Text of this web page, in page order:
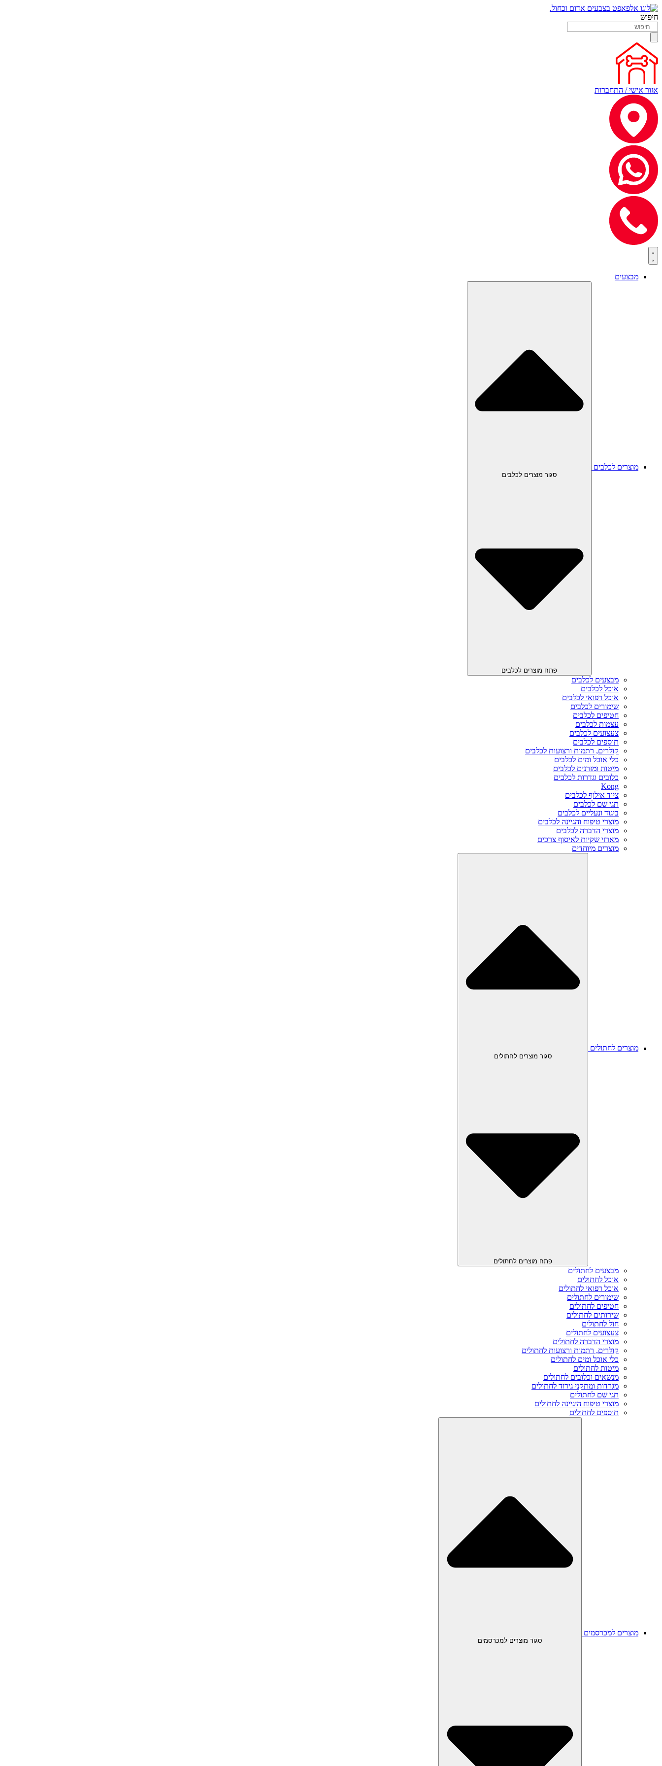
חיפוש
אזור אישי / התחברות
מבצעים
מוצרים לכלבים
סגור מוצרים לכלבים
פתח מוצרים לכלבים
מבצעים לכלבים
אוכל לכלבים
אוכל רפואי לכלבים
שימורים לכלבים
חטיפים לכלבים
עצמות לכלבים
צעצועים לכלבים
תוספים לכלבים
קולרים, רתמות ורצועות לכלבים
כלי אוכל ומים לכלבים
מיטות ומזרנים לכלבים
כלובים וגדרות לכלבים
Kong
ציוד אילוף לכלבים
תגי שם לכלבים
ביגוד ונעליים לכלבים
מוצרי טיפוח והגיינה לכלבים
מוצרי הדברה לכלבים
מארזי שקיות לאיסוף צרכים
מוצרים מיוחדים
מוצרים לחתולים
סגור מוצרים לחתולים
פתח מוצרים לחתולים
מבצעים לחתולים
אוכל לחתולים
אוכל רפואי לחתולים
שימורים לחתולים
חטיפים לחתולים
שירותים לחתולים
חול לחתולים
צעצועים לחתולים
מוצרי הדברה לחתולים
קולרים, רתמות ורצועות לחתולים
כלי אוכל ומים לחתולים
מיטות לחתולים
מנשאים וכלובים לחתולים
מגרדות ומתקני גירוד לחתולים
תגי שם לחתולים
מוצרי טיפוח היגיינה לחתולים
תוספים לחתולים
מוצרים למכרסמים
סגור מוצרים למכרסמים